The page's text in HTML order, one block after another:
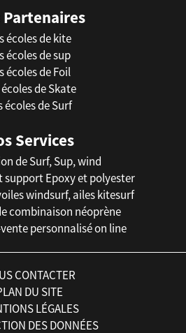
Partenaires
écoles de kite
écoles de sup
écoles de Foil
écoles de Skate
écoles de Surf
Services
de Surf, Sup, wind
Epoxy et polyester
windsurf, ailes kitesurf
combinaison néoprène
personnalisé on line
CONTACTER
DU SITE
LÉGALES
DES DONNÉES